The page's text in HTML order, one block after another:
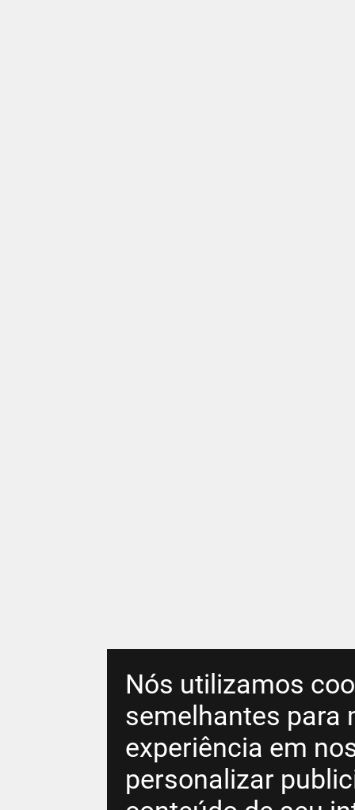
Nós utilizamos
semelhantes para
experiência em
personalizar